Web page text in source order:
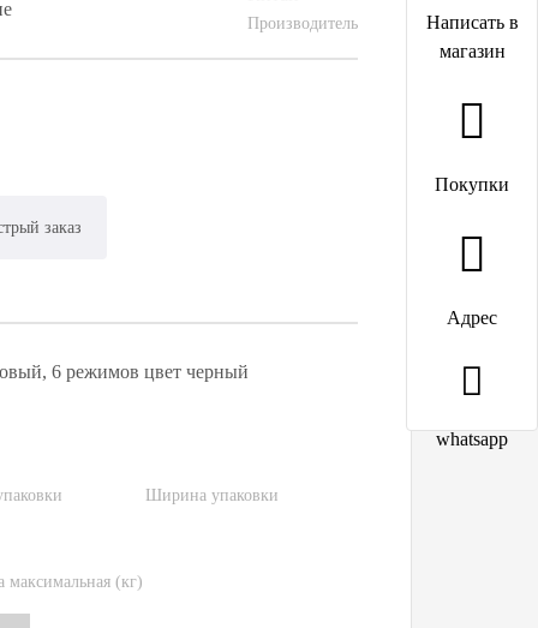
Производитель
заказ
6 режимов цвет черный
Ширина упаковки
максимальная (кг)
Написать в
магазин
Покупки
Адрес
whatsapp